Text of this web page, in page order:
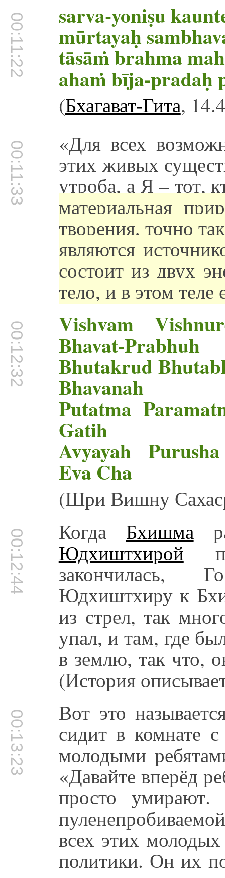
00:11:22 sarva-yoniṣu
mūrtayaḥ
tāsāṁ brahma
ahaṁ bīja-pradaḥ
(Бхагават-Гита,
00:11:33 «Для всех
этих живых
утроба, а Я – тот,
материальная
творения, точно
являются
состоит из двух
тело, и в этом
00:12:32 Vishvam
Bhavat-Prabhuh
Bhutakrud
Bhavanah
Putatma
Gatih
Avyayah
Eva Cha
(Шри Вишну
00:12:44 Когда Бхишма
Юдхиштхирой
закончилась,
Юдхиштхиру к
из стрел, так
упал, и там, где
в землю, так что,
(История
00:13:23 Вот это
сидит в комнате
молодыми
«Давайте вперёд
просто
всех этих
политики. Он их